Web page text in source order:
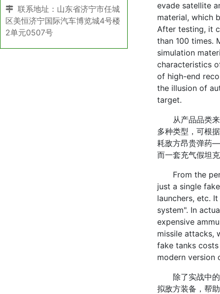
evade satellite
material, which
After testing, it
than 100 times.
simulation
characteristics
of high-end
the illusion of
target.
从产品品类来
多种类型，可根
耗敌方昂贵弹药
而一套充气假坦
From the
just a single
launchers, etc.
system". In
expensive
missile attacks,
fake tanks
modern version
除了实战中的
拟敌方装备，帮
联系地址：山东省济宁市任城
区美恒济宁国际汽车博览城4号楼
2单元0507号